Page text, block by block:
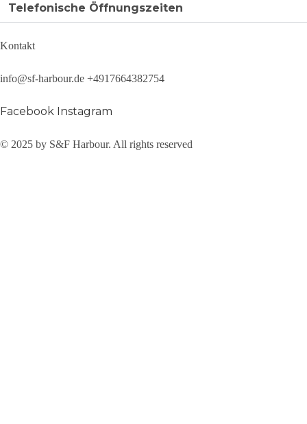
Telefonische Öffnungszeiten
Kontakt
info@sf-harbour.de +4917664382754
Facebook Instagram
© 2025 by S&F Harbour. All rights reserved